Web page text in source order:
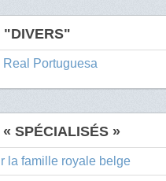
"DIVERS"
Real Portuguesa
« SPÉCIALISÉS »
la famille royale belge